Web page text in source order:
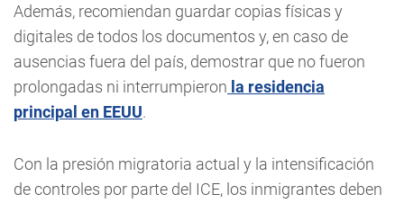
Además, recomiendan guardar copias físicas y
digitales de todos los documentos y, en caso de
ausencias fuera del país, demostrar que no fueron
prolongadas ni interrumpieron la residencia
principal en EEUU.
Con la presión migratoria actual y la intensificación
de controles por parte del ICE, los inmigrantes deben